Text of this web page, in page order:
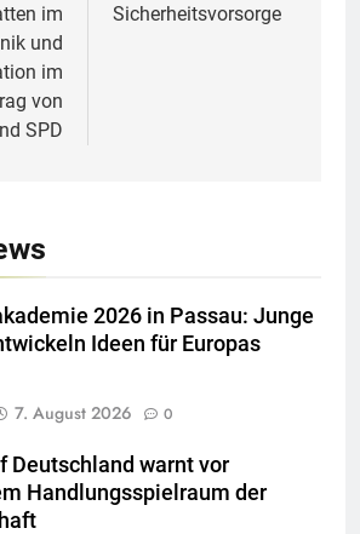
im
und
im
von
SPD
Sicherheitsvorsorge
2026 in Passau: Junge
Ideen für Europas
7. August 2026 0
Deutschland warnt vor
Handlungsspielraum der